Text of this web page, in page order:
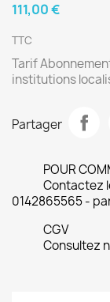
111,00 €
TTC
Tarif
institutions
Partager
POUR
Contactez
0142865565 -
CGV
Consultez